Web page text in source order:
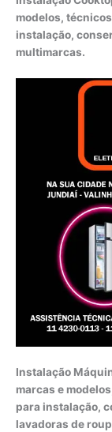
modelos,
instalação,
multimarcas.
Instalação
marcas e
para instalação,
lavadoras de